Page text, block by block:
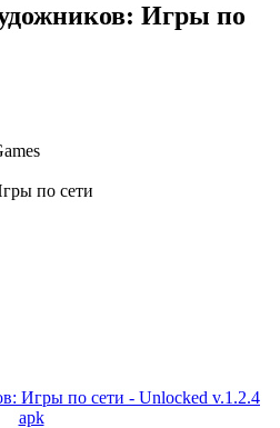
Игры по
по сети
Игры по сети - Unlocked v.1.2.4
apk